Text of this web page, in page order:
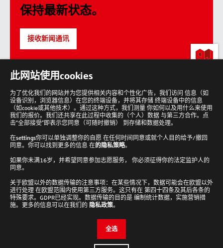
保持最新状态。
接收新闻通讯
到
顶
部
Analytik Jena 新闻通讯
接收新闻通讯
Cookie设置
此网站使用cookies
为了优化我们的网站并为您提供相关内容和个性化广告，我们访问 信息（如
设备识别，浏览器信息）在您的终端设备，并将其存储 终端设备中的信息
（如cookie或其他技术）。通过这种方式，我们测量 你如何以及用什么来使用
我们的报价。我们还共享在此过程中收集的（个人）数据 与第三方合作。点
击“全部接受”即表示您同意（可随时撤销） 到存储和数据处理。
在settings你可以单独调整你的自愿 在任何时间同意或就个人目的给予/撤回
同意。你可以找到更多的信息 在的隐私策略。
如果你未满16岁，并希望同意参加志愿服务， 你必须征得你的法定监护人的
同意。
关于欧盟以外的数据传输的注意事项：在某些情况下，数据可能会在欧盟以外
进行处理 在欧盟范围内使用第三方服务。这只有在 第四十四条及其后各条的
特殊要求。GDPR已经实现。数据传输的目的是 编制统计数据，实施营销措
施。更多的信息可以在我们的 隐私政策。
全选